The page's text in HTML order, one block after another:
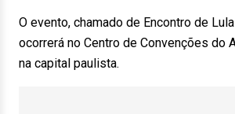
O evento, chamado de Encontro de
ocorrerá no Centro de Convenções do
na capital paulista.